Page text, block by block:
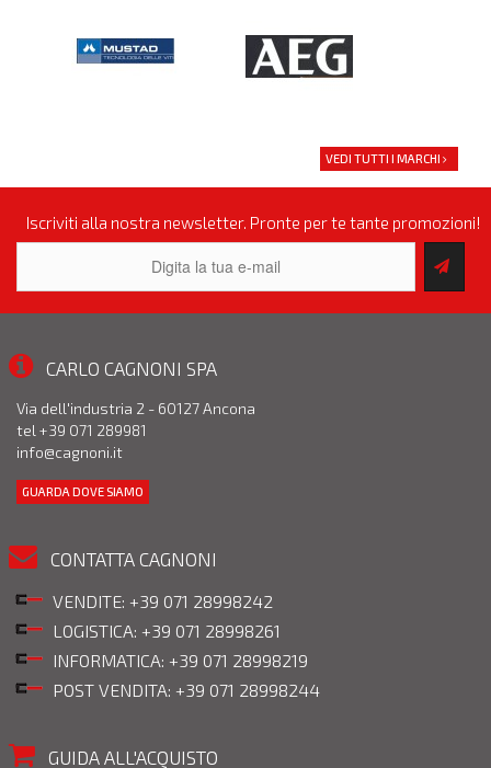
VEDI TUTTI I MARCHI
Iscriviti alla nostra newsletter. Pronte per te tante promozioni!
CARLO CAGNONI SPA
Via dell'industria 2 - 60127 Ancona
tel +39 071 289981
info@cagnoni.it
GUARDA DOVE SIAMO
CONTATTA CAGNONI
VENDITE: +39 071 28998242
LOGISTICA: +39 071 28998261
INFORMATICA: +39 071 28998219
POST VENDITA: +39 071 28998244
GUIDA ALL'ACQUISTO